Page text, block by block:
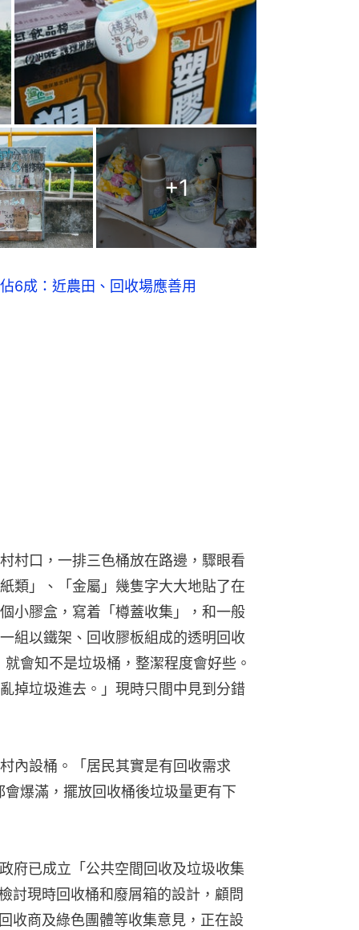
+1
6成：近農田、回收場應善用
村口，一排三色桶放在路邊，驟眼看
類」、「金屬」幾隻字大大地貼了在
小膠盒，寫着「樽蓋收集」，和一般
組以鐵架、回收膠板組成的透明回收
會知不是垃圾桶，整潔程度會好些。
掉垃圾進去。」現時只間中見到分錯
內設桶。「居民其實是有回收需求
爆滿，擺放回收桶後垃圾量更有下
府已成立「公共空間回收及垃圾收集
討現時回收桶和廢屑箱的設計，顧問
收商及綠色團體等收集意見，正在設